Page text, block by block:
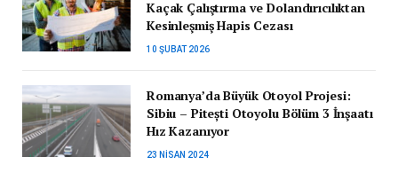
Kaçak Çalıştırma ve Dolandırıcılıktan
Kesinleşmiş Hapis Cezası
10 ŞUBAT 2026
Romanya’da Büyük Otoyol Projesi:
Sibiu – Pitești Otoyolu Bölüm 3 İnşaatı
Hız Kazanıyor
23 NISAN 2024